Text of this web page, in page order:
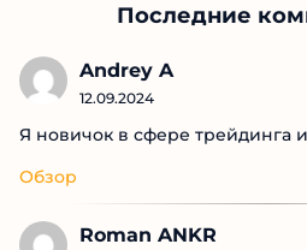
Последние
Andrey A
12.09.2024
Я новичок в сфере трейдинга
Обзор
Roman ANKR